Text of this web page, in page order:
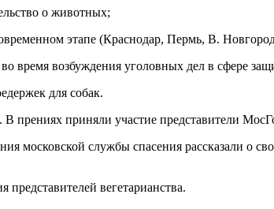
о животных;
этапе (Краснодар, Пермь, В.
время возбуждения уголовных дел в сфере
для собак.
прениях приняли участие представители
московской службы спасения рассказали
вегетарианства.